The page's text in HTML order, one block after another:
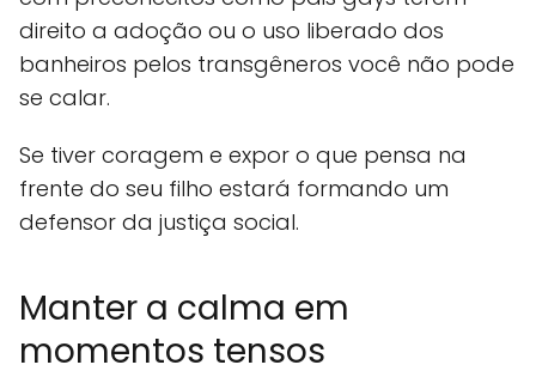
direito a adoção ou o uso liberado dos
banheiros pelos transgêneros você não pode
se calar.
Se tiver coragem e expor o que pensa na
frente do seu filho estará formando um
defensor da justiça social.
Manter a calma em
momentos tensos